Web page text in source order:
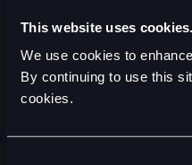
This website uses cookies.
We use cookies to
By continuing to use this
cookies.
Het is de tweede keer dat de
Prix. Nu is de race in de week
Nederland geprogrammeerd.
(ochtend en middag), morgen